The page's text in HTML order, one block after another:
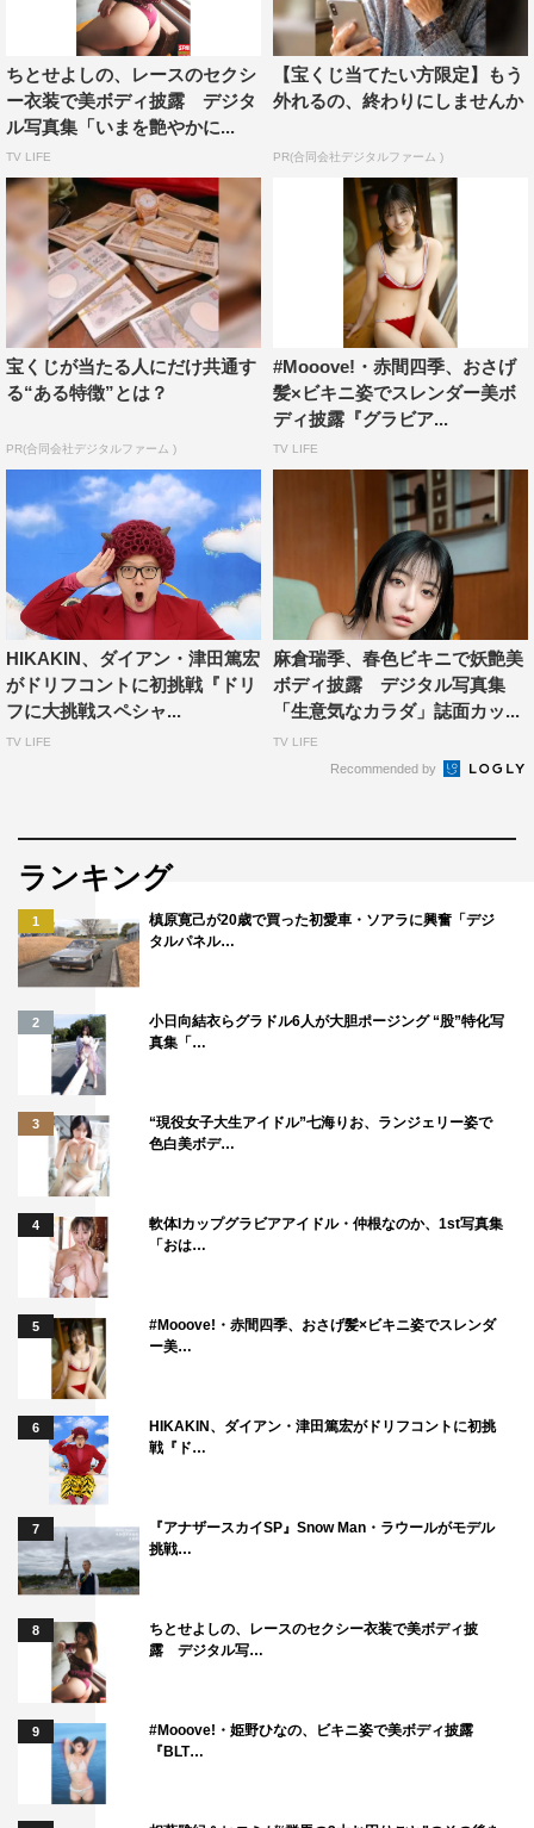
ちとせよしの、レースのセクシ
ー衣装で美ボディ披露 デジタ
ル写真集「いまを艶やかに...
TV LIFE
【宝くじ当てたい方限定】もう
外れるの、終わりにしませんか
PR(合同会社デジタルファーム )
宝くじが当たる人にだけ共通す
る“ある特徴”とは？
PR(合同会社デジタルファーム )
#Mooove!・赤間四季、おさげ
髪×ビキニ姿でスレンダー美ボ
ディ披露『グラビア...
TV LIFE
HIKAKIN、ダイアン・津田篤宏
がドリフコントに初挑戦『ドリ
フに大挑戦スペシャ...
TV LIFE
麻倉瑞季、春色ビキニで妖艶美
ボディ披露 デジタル写真集
「生意気なカラダ」誌面カッ...
TV LIFE
Recommended by
ランキング
1
槙原寛己が20歳で買った初愛車・ソアラに興奮「デジ
タルパネル…
2
小日向結衣らグラドル6人が大胆ポージング “股”特化写
真集「…
3
“現役女子大生アイドル”七海りお、ランジェリー姿で
色白美ボデ…
4
軟体Iカップグラビアアイドル・仲根なのか、1st写真集
「おは…
5
#Mooove!・赤間四季、おさげ髪×ビキニ姿でスレンダ
ー美…
6
HIKAKIN、ダイアン・津田篤宏がドリフコントに初挑
戦『ド…
7
『アナザースカイSP』Snow Man・ラウールがモデル
挑戦…
8
ちとせよしの、レースのセクシー衣装で美ボディ披
露 デジタル写…
9
#Mooove!・姫野ひなの、ビキニ姿で美ボディ披露
『BLT…